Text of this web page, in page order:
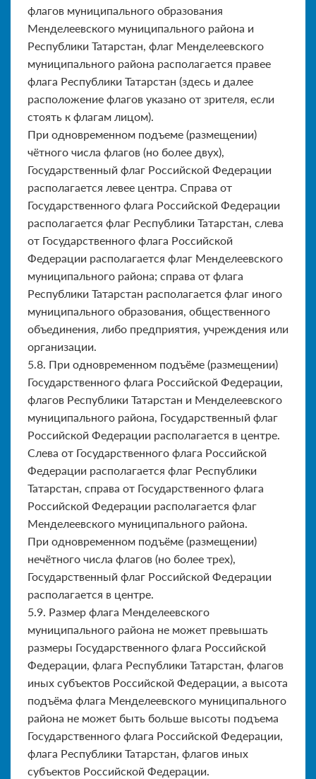
флагов муни­ципального образования
Менделеевского муниципального района и
Республики Татарстан, флаг Менделеевского
муниципального района располагается правее
флага Республики Татарстан (здесь и далее
расположение флагов указано от зрителя, если
стоять к флагам лицом).
При одновременном подъеме (размещении)
чётного числа фла­гов (но более двух),
Государственный флаг Российской Федерации
располагается левее центра. Справа от
Государственного флага Российской Федерации
располагается флаг Республики Татарстан, слева
от Государственного флага Российской
Федерации распо­лагается флаг Менделеевского
муниципального района; справа от флага
Республики Татарстан располагается флаг иного
муници­пального образования, общественного
объединения, либо пред­приятия, учреждения или
организации.
5.8. При одновременном подъёме (размещении)
Государственного флага Российской Федерации,
флагов Республики Татарстан и Менделеевского
муниципального района, Государственный флаг
Российской Федерации располагается в центре.
Слева от Государственного флага Российской
Федерации располагается флаг Республики
Татарстан, справа от Государственного флага
Российской Федерации располагается флаг
Менделеевского муниципального района.
При одновременном подъёме (размещении)
нечётного числа флагов (но более трех),
Государственный флаг Российской Федерации
располагается в центре.
5.9. Размер флага Менделеевского
муниципального района не может превышать
размеры Государственного флага Российской
Федерации, флага Республики Татарстан, флагов
иных субъектов Российской Федерации, а высота
подъёма флага Менделеевского муниципального
района не может быть больше высоты подъема
Государственного флага Российской Федерации,
флага Республики Татарстан, флагов иных
субъектов Российской Федерации.